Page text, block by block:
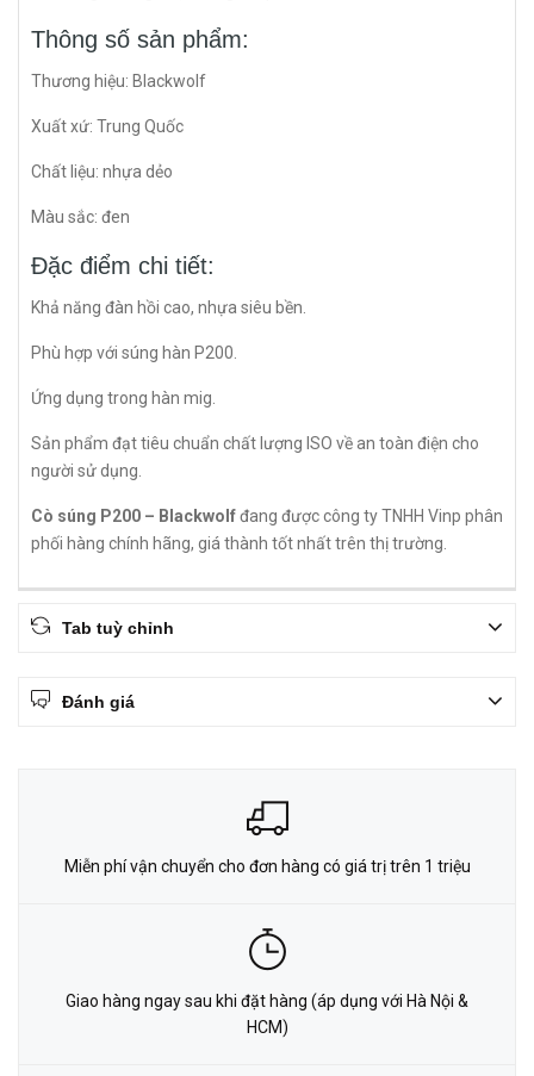
Thông số sản phẩm:
Thương hiệu: Blackwolf
Xuất xứ: Trung Quốc
Chất liệu: nhựa dẻo
Màu sắc: đen
Đặc điểm chi tiết:
Khả năng đàn hồi cao, nhựa siêu bền.
Phù hợp với súng hàn P200.
Ứng dụng trong hàn mig.
Sản phẩm đạt tiêu chuẩn chất lượng ISO về an toàn điện cho
người sử dụng.
Cò súng P200 – Blackwolfđang được công ty TNHH Vinp phân
phối hàng chính hãng, giá thành tốt nhất trên thị trường.
Tab tuỳ chỉnh
Đánh giá
Miễn phí vận chuyển cho đơn hàng có giá trị trên 1 triệu
Giao hàng ngay sau khi đặt hàng (áp dụng với Hà Nội &
HCM)